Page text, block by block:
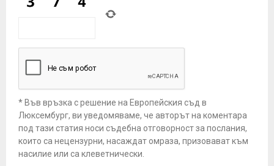
* Във връзка с решение на Европейския съд в
Люксембург, ви уведомяваме, че авторът на коментара
под тази статия носи съдебна отговорност за послания,
които са нецензурни, насаждат омраза, призовават към
насилие или са клеветнически.